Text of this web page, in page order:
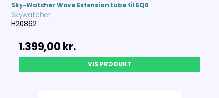
Sky-Watcher Wave Extension tube til EQ6
Skywatcher
H20862
1.399,00 kr.
VIS PRODUKT